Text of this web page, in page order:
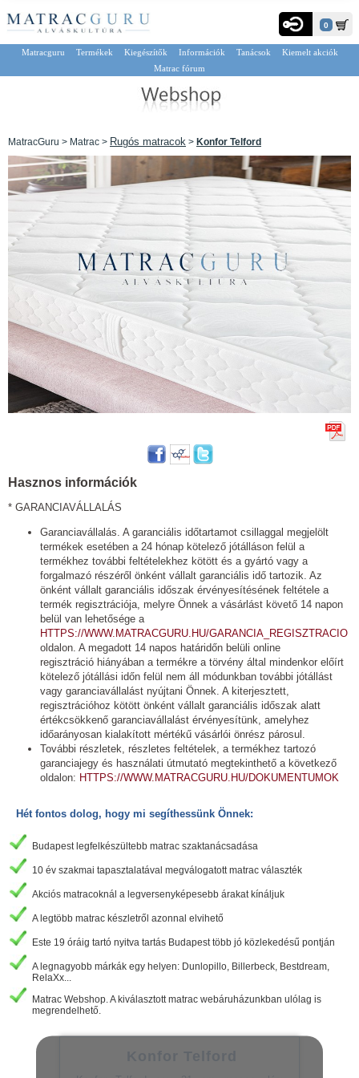
0
Matracguru Termékek Kiegészítők Információk Tanácsok
Kiemelt akciók
Matrac fórum
MatracGuru > Matrac > Rugós matracok > Konfor Telford
Hasznos információk
* GARANCIAVÁLLALÁS
Garanciavállalás. A garanciális időtartamot csillaggal megjelölt
termékek esetében a 24 hónap kötelező jótálláson felül a
termékhez további feltételekhez kötött és a gyártó vagy a
forgalmazó részéről önként vállalt garanciális idő tartozik. Az
önként vállalt garanciális időszak érvényesítésének feltétele a
termék regisztrációja, melyre Önnek a vásárlást követő 14 napon
belül van lehetősége a
HTTPS://WWW.MATRACGURU.HU/GARANCIA_REGISZTRACIO
oldalon. A megadott 14 napos határidőn belüli online
regisztráció hiányában a termékre a törvény által mindenkor előírt
kötelező jótállási időn felül nem áll módunkban további jótállást
vagy garanciavállalást nyújtani Önnek. A kiterjesztett,
regisztrációhoz kötött önként vállalt garanciális időszak alatt
értékcsökkenő garanciavállalást érvényesítünk, amelyhez
időarányosan kialakított mértékű vásárlói önrész párosul.
További részletek, részletes feltételek, a termékhez tartozó
garanciajegy és használati útmutató megtekinthető a következő
oldalon: HTTPS://WWW.MATRACGURU.HU/DOKUMENTUMOK
Hét fontos dolog, hogy mi segíthessünk Önnek:
Budapest legfelkészültebb matrac szaktanácsadása
10 év szakmai tapasztalatával megválogatott matrac választék
Akciós matracoknál a legversenyképesebb árakat kínáljuk
A legtöbb matrac készletről azonnal elvihető
Este 19 óráig tartó nyitva tartás Budapest több jó közlekedésű pontján
A legnagyobb márkák egy helyen: Dunlopillo, Billerbeck, Bestdream,
RelaXx...
Matrac Webshop. A kiválasztott matrac webáruházunkban ulólag is
megrendelhető.